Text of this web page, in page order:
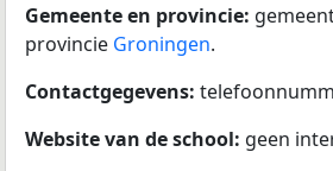
Gemeente en provincie:
provincie Groningen.
Contactgegevens:
Website van de school: geen